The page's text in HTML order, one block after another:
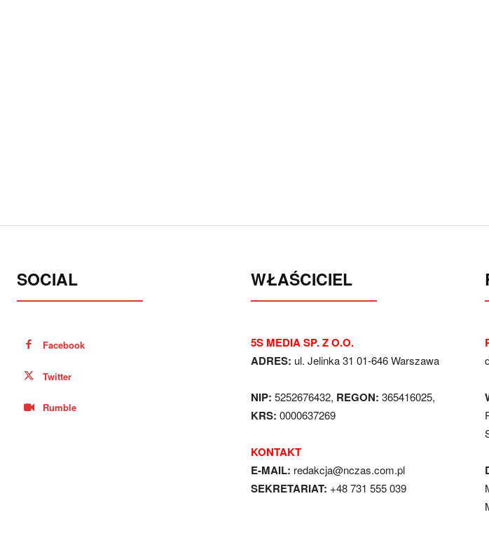
SOCIAL
Facebook
Twitter
Rumble
WŁAŚCICIEL
5S MEDIA SP. Z O.O.
ADRES: ul. Jelinka 31 01-646 Warszawa
NIP: 5252676432, REGON: 365416025,
KRS: 0000637269
KONTAKT
E-MAIL: redakcja@nczas.com.pl
SEKRETARIAT: +48 731 555 039